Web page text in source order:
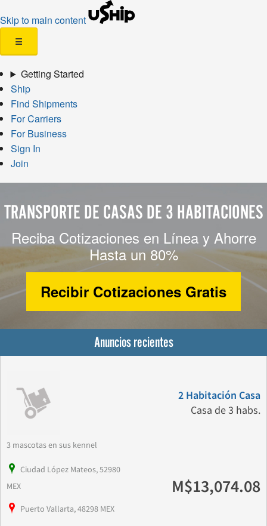
Skip to main content
☰
Getting Started
Ship
Find Shipments
For Carriers
For Business
Sign In
Join
TRANSPORTE DE CASAS DE 3 HABITACIONES
Reciba Cotizaciones en Línea y Ahorre
Hasta un 80%
Recibir Cotizaciones Gratis
Anuncios recientes
2 Habitación Casa
Casa de 3 habs.
3 mascotas en sus kennel
Ciudad López Mateos, 52980
MEX
Puerto Vallarta, 48298 MEX
M$13,074.08